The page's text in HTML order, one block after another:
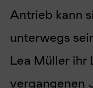
Antrieb kann
unterwegs
Lea Müller ihr
vergangenen